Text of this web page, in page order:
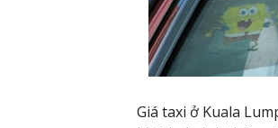
Giá taxi ở Kuala